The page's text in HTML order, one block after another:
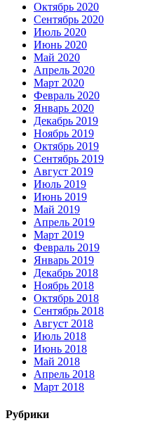
Октябрь 2020
Сентябрь 2020
Июль 2020
Июнь 2020
Май 2020
Апрель 2020
Март 2020
Февраль 2020
Январь 2020
Декабрь 2019
Ноябрь 2019
Октябрь 2019
Сентябрь 2019
Август 2019
Июль 2019
Июнь 2019
Май 2019
Апрель 2019
Март 2019
Февраль 2019
Январь 2019
Декабрь 2018
Ноябрь 2018
Октябрь 2018
Сентябрь 2018
Август 2018
Июль 2018
Июнь 2018
Май 2018
Апрель 2018
Март 2018
Рубрики